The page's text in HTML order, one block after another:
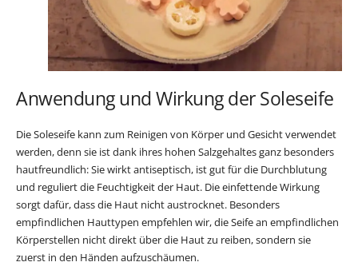
Anwendung und Wirkung der Soleseife
Die Soleseife kann zum Reinigen von Körper und Gesicht verwendet
werden, denn sie ist dank ihres hohen Salzgehaltes ganz besonders
hautfreundlich: Sie wirkt antiseptisch, ist gut für die Durchblutung
und reguliert die Feuchtigkeit der Haut. Die einfettende Wirkung
sorgt dafür, dass die Haut nicht austrocknet. Besonders
empfindlichen Hauttypen empfehlen wir, die Seife an empfindlichen
Körperstellen nicht direkt über die Haut zu reiben, sondern sie
zuerst in den Händen aufzuschäumen.